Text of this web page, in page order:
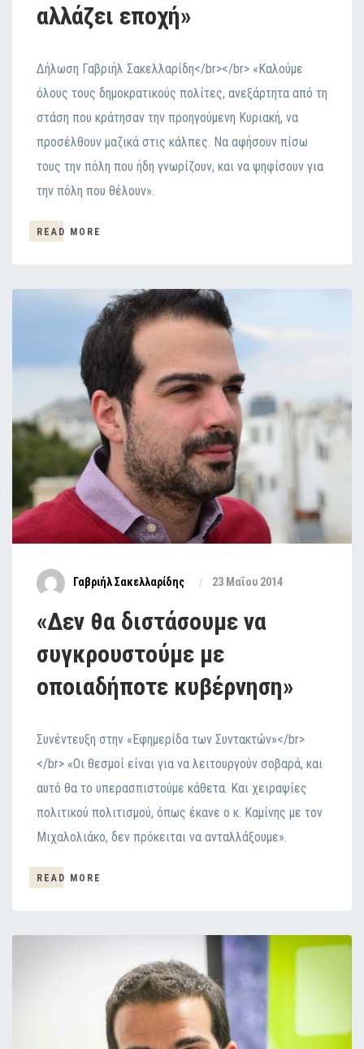
αλλάζει εποχή»
Δήλωση Γαβριήλ Σακελλαρίδη</br></br> «Καλούμε
όλους τους δημοκρατικούς πολίτες, ανεξάρτητα από τη
στάση που κράτησαν την προηγούμενη Κυριακή, να
προσέλθουν μαζικά στις κάλπες. Να αφήσουν πίσω
τους την πόλη που ήδη γνωρίζουν, και να ψηφίσουν για
την πόλη που θέλουν».
READ MORE
Γαβριήλ Σακελλαρίδης 23 Μαΐου 2014
«Δεν θα διστάσουμε να
συγκρουστούμε με
οποιαδήποτε κυβέρνηση»
Συνέντευξη στην «Εφημερίδα των Συντακτών»</br>
</br> «Οι θεσμοί είναι για να λειτουργούν σοβαρά, και
αυτό θα το υπερασπιστούμε κάθετα. Και χειραψίες
πολιτικού πολιτισμού, όπως έκανε ο κ. Καμίνης με τον
Μιχαλολιάκο, δεν πρόκειται να ανταλλάξουμε».
READ MORE